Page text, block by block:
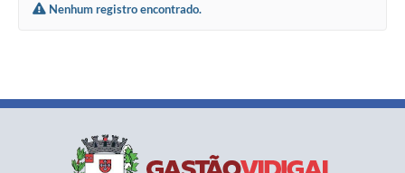
Nenhum registro encontrado.